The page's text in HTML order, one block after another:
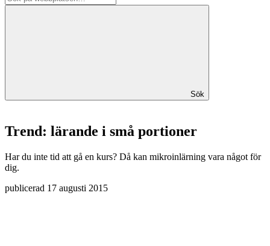
Sök
Trend: lärande i små portioner
Har du inte tid att gå en kurs? Då kan mikroinlärning vara något för
dig.
publicerad 17 augusti 2015